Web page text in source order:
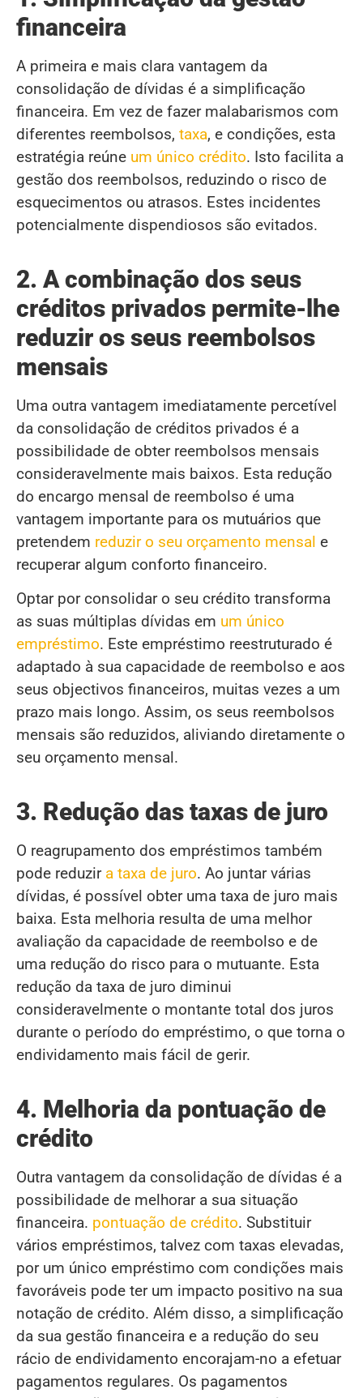
financeira
A primeira e mais clara vantagem da
consolidação de dívidas é a simplificação
financeira. Em vez de fazer malabarismos com
diferentes reembolsos, taxa, e condições, esta
estratégia reúne um único crédito. Isto facilita a
gestão dos reembolsos, reduzindo o risco de
esquecimentos ou atrasos. Estes incidentes
potencialmente dispendiosos são evitados.
2. A combinação dos seus
créditos privados permite-lhe
reduzir os seus reembolsos
mensais
Uma outra vantagem imediatamente percetível
da consolidação de créditos privados é a
possibilidade de obter reembolsos mensais
consideravelmente mais baixos. Esta redução
do encargo mensal de reembolso é uma
vantagem importante para os mutuários que
pretendem reduzir o seu orçamento mensal e
recuperar algum conforto financeiro.
Optar por consolidar o seu crédito transforma
as suas múltiplas dívidas em um único
empréstimo. Este empréstimo reestruturado é
adaptado à sua capacidade de reembolso e aos
seus objectivos financeiros, muitas vezes a um
prazo mais longo. Assim, os seus reembolsos
mensais são reduzidos, aliviando diretamente o
seu orçamento mensal.
3. Redução das taxas de juro
O reagrupamento dos empréstimos também
pode reduzir a taxa de juro. Ao juntar várias
dívidas, é possível obter uma taxa de juro mais
baixa. Esta melhoria resulta de uma melhor
avaliação da capacidade de reembolso e de
uma redução do risco para o mutuante. Esta
redução da taxa de juro diminui
consideravelmente o montante total dos juros
durante o período do empréstimo, o que torna o
endividamento mais fácil de gerir.
4. Melhoria da pontuação de
crédito
Outra vantagem da consolidação de dívidas é a
possibilidade de melhorar a sua situação
financeira. pontuação de crédito. Substituir
vários empréstimos, talvez com taxas elevadas,
por um único empréstimo com condições mais
favoráveis pode ter um impacto positivo na sua
notação de crédito. Além disso, a simplificação
da sua gestão financeira e a redução do seu
rácio de endividamento encorajam-no a efetuar
pagamentos regulares. Os pagamentos